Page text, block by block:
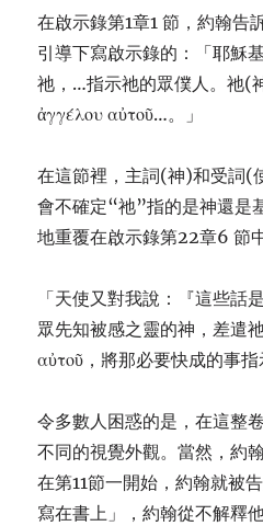
在啟示錄第1章1 節，約翰告
引導下寫啟示錄的：「耶穌
祂，…指示祂的眾僕人。祂(
ἀγγέλου αὐτοῦ…。」
在這節裡，主詞(神)和受詞(
會不確定“祂”指的是神還是
地重覆在啟示錄第22章6 節
「天使又對我說：『這些話
眾先知被感之靈的神，差遣
αὐτοῦ，將那必要快成的事指
令多數人困惑的是，在這整
不同的視覺外觀。當然，約
在第11節一開始，約翰就被
寫在書上」，約翰從不解釋